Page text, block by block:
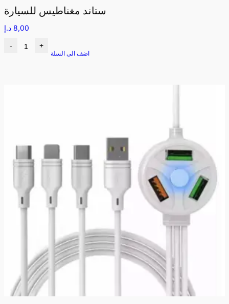
ستاند مغناطيس للسيارة
8,00 د.إ
- +
اضف الى السلة